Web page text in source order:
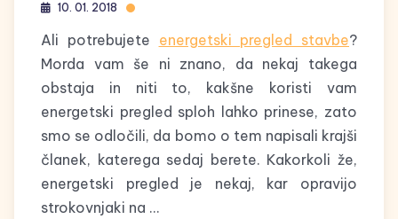
10. 01. 2018
Ali potrebujete energetski pregled stavbe?
Morda vam še ni znano, da nekaj takega
obstaja in niti to, kakšne koristi vam
energetski pregled sploh lahko prinese, zato
smo se odločili, da bomo o tem napisali krajši
članek, katerega sedaj berete. Kakorkoli že,
energetski pregled je nekaj, kar opravijo
strokovnjaki na …